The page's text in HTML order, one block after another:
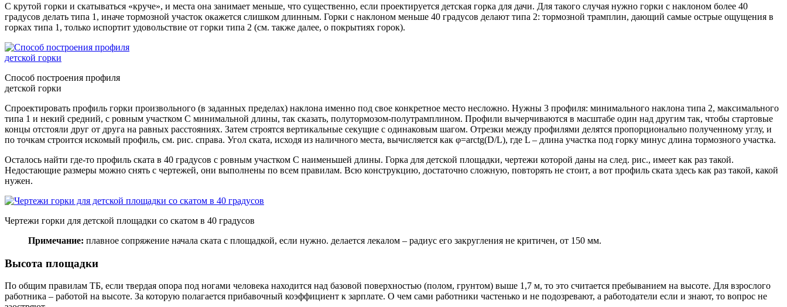
С крутой горки и скатываться «круче», и места она занимает меньше, что существенно, если проектируется детская горка для дачи. Для такого случая нужно горки с наклоном более 40
градусов делать типа 1, иначе тормозной участок окажется слишком длинным. Горки с наклоном меньше 40 градусов делают типа 2: тормозной трамплин, дающий самые острые ощущения в
горках типа 1, только испортит удовольствие от горки типа 2 (см. также далее, о покрытиях горок).
Способ построения профиля
детской горки
Спроектировать профиль горки произвольного (в заданных пределах) наклона именно под свое конкретное место несложно. Нужны 3 профиля: минимального наклона типа 2, максимального
типа 1 и некий средний, с ровным участком C минимальной длины, так сказать, полутормозом-полутрамплином. Профили вычерчиваются в масштабе один над другим так, чтобы стартовые
концы отстояли друг от друга на равных расстояниях. Затем строятся вертикальные секущие с одинаковым шагом. Отрезки между профилями делятся пропорционально полученному углу, и
по точкам строится искомый профиль, см. рис. справа. Угол ската, исходя из наличного места, вычисляется как φ=arctg(D/L), где L – длина участка под горку минус длина тормозного участка.
Осталось найти где-то профиль ската в 40 градусов с ровным участком C наименьшей длины. Горка для детской площадки, чертежи которой даны на след. рис., имеет как раз такой.
Недостающие размеры можно снять с чертежей, они выполнены по всем правилам. Всю конструкцию, достаточно сложную, повторять не стоит, а вот профиль ската здесь как раз такой, какой
нужен.
Чертежи горки для детской площадки со скатом в 40 градусов
Примечание: плавное сопряжение начала ската с площадкой, если нужно. делается лекалом – радиус его закругления не критичен, от 150 мм.
Высота площадки
По общим правилам ТБ, если твердая опора под ногами человека находится над базовой поверхностью (полом, грунтом) выше 1,7 м, то это считается пребыванием на высоте. Для взрослого
работника – работой на высоте. За которую полагается прибавочный коэффициент к зарплате. О чем сами работники частенько и не подозревают, а работодатели если и знают, то вопрос не